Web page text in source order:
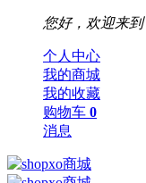
您好，欢迎来到
个人中心
我的商城
我的收藏
购物车 0
消息